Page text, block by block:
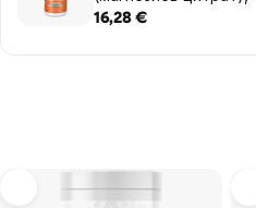
120 растителни
16,28 €